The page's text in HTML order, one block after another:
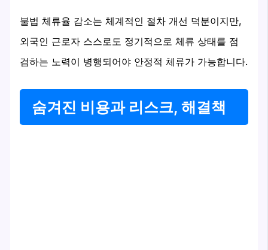
불법 체류율 감소는 체계적인 절차 개선 덕분이지만,
외국인 근로자 스스로도 정기적으로 체류 상태를 점
검하는 노력이 병행되어야 안정적 체류가 가능합니다.
숨겨진 비용과 리스크, 해결책